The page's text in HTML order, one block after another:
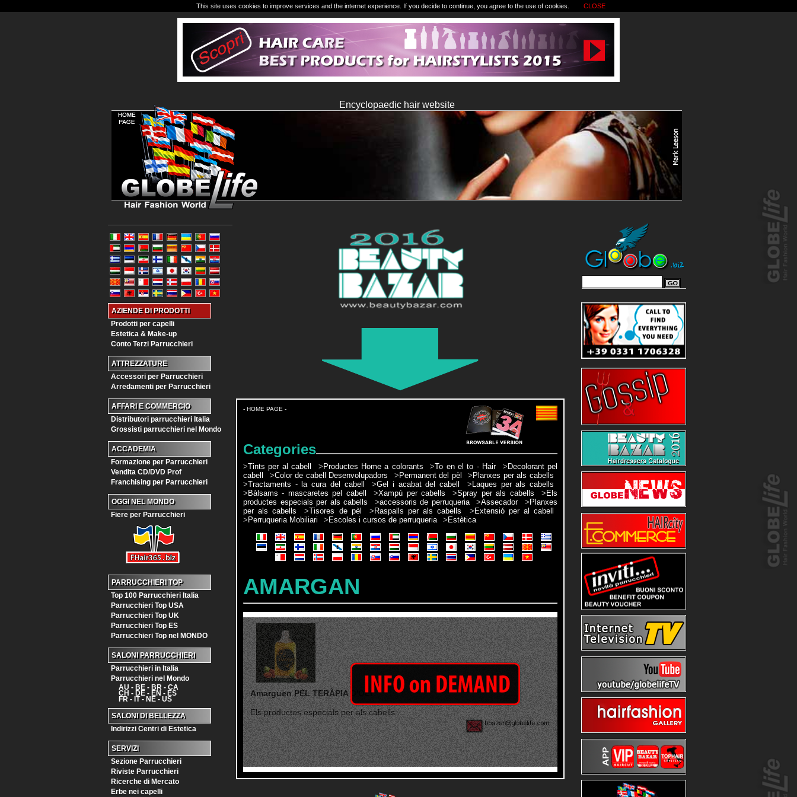
AZIENDE DI PRODOTTI
Prodotti per capelli
Estetica & Make-up
Conto Terzi Parrucchieri
ATTREZZATURE
Accessori per Parrucchieri
Arredamenti per Parrucchieri
AFFARI E COMMERCIO
Distributori parrucchieri Italia
Grossisti parrucchieri nel Mondo
ACCADEMIA
Formazione per Parrucchieri
Vendita CD/DVD Prof
Franchising per Parrucchieri
OGGI NEL MONDO
Fiere per Parrucchieri
PARRUCCHIERI TOP
Top 100 Parrucchieri Italia
Parrucchieri Top USA
Parrucchieri Top UK
Parrucchieri Top ES
Parrucchieri Top nel MONDO
SALONI PARRUCCHIERI
Parrucchieri in Italia
Parrucchieri nel Mondo
AU - BE - BR - CA
CH - DE - EN - ES
FR - IT - NE - US
SALONI DI BELLEZZA
Indirizzi Centri di Estetica
SERVIZI
Sezione Parrucchieri
Riviste Parrucchieri
Ricerche di Mercato
Erbe nei capelli
- HOME PAGE -
Categories
>Tints per al cabell > Productes Home a colorants >To en el to - Hair > Decolorant pel
cabell
>Color de cabell Desenvolupadors > Permanent del pèl > Planxes per als cabells
>Tractaments - la cura del cabell >Gel i acabat del cabell > Laques per als cabells
> Bàlsams - mascaretes pel cabell >Xampú per cabells >Spray per als cabells > Els
productes especials per als cabells
>accessoris de perruqueria >Assecador > Planxes
per als cabells
>Tisores de pèl > Raspalls per als cabells > Extensió per al cabell
> Perruqueria Mobiliari > Escoles i cursos de perruqueria > Estètica
AMARGAN
Amarguen PÈL TERÀPIA D'OLI
Els productes especials per als cabells ...
Encyclopaedic hair website
This site uses cookies to improve services and the internet experience. If you decide to continue, you agree to the use of cookies. CLOSE